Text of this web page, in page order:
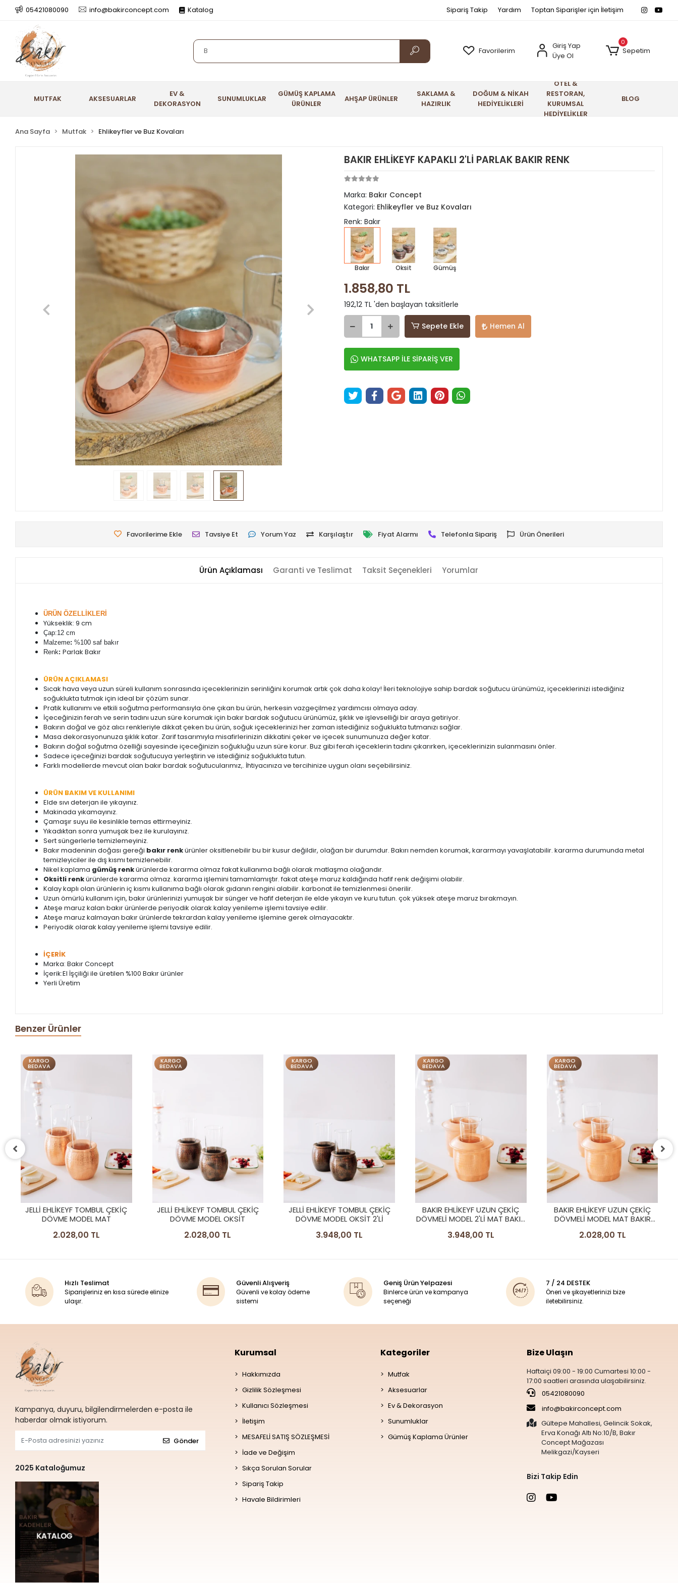
05421080090 info@bakirconcept.com Katalog Sipariş Takip Yardım Toptan Siparişler için İletişim
Favorilerim
Giriş Yap
Üye Ol
0
Sepetim
MUTFAK AKSESUARLAR
EV &
DEKORASYON
SUNUMLUKLAR
GÜMÜŞ KAPLAMA
ÜRÜNLER
AHŞAP ÜRÜNLER
SAKLAMA &
HAZIRLIK
DOĞUM & NİKAH
HEDİYELİKLERİ
OTEL &
RESTORAN,
KURUMSAL
HEDİYELİKLER
BLOG
Ana Sayfa Mutfak Ehlikeyfler ve Buz Kovaları
BAKIR EHLİKEYF KAPAKLI 2'Lİ PARLAK BAKIR RENK
Marka: Bakır Concept
Kategori: Ehlikeyfler ve Buz Kovaları
Renk: Bakır
Bakır Oksit Gümüş
1.858,80 TL
192,12 TL 'den başlayan taksitlerle
Sepete Ekle Hemen Al
WHATSAPP İLE SİPARİŞ VER
Favorilerime Ekle Tavsiye Et Yorum Yaz Karşılaştır Fiyat Alarmı Telefonla Sipariş Ürün Önerileri
Ürün Açıklaması Garanti ve Teslimat Taksit Seçenekleri Yorumlar
ÜRÜN ÖZELLİKLERİ
Yükseklik: 9 cm
Çap:12 cm
Malzeme: %100 saf bakır
Renk:Parlak Bakır
ÜRÜN AÇIKLAMASI
Sıcak hava veya uzun süreli kullanım sonrasında içeceklerinizin serinliğini korumak artık çok daha kolay! İleri teknolojiye sahip bardak soğutucu ürünümüz, içeceklerinizi istediğiniz
soğuklukta tutmak için ideal bir çözüm sunar.
Pratik kullanımı ve etkili soğutma performansıyla öne çıkan bu ürün, herkesin vazgeçilmez yardımcısı olmaya aday.
İçeceğinizin ferah ve serin tadını uzun süre korumak için bakır bardak soğutucu ürünümüz, şıklık ve işlevselliği bir araya getiriyor.
Bakırın doğal ve göz alıcı renkleriyle dikkat çeken bu ürün, soğuk içeceklerinizi her zaman istediğiniz soğuklukta tutmanızı sağlar.
Masa dekorasyonunuza şıklık katar. Zarif tasarımıyla misafirlerinizin dikkatini çeker ve içecek sunumunuza değer katar.
Bakırın doğal soğutma özelliği sayesinde içeceğinizin soğukluğu uzun süre korur. Buz gibi ferah içeceklerin tadını çıkarırken, içeceklerinizin sulanmasını önler.
Sadece içeceğinizi bardak soğutucuya yerleştirin ve istediğiniz soğuklukta tutun.
Farklı modellerde mevcut olan bakır bardak soğutucularımız,. İhtiyacınıza ve tercihinize uygun olanı seçebilirsiniz.
ÜRÜN BAKIM VE KULLANIMI
Elde sıvı deterjan ile yıkayınız.
Makinada yıkamayınız.
Çamaşır suyu ile kesinlikle temas ettirmeyiniz.
Yıkadıktan sonra yumuşak bez ile kurulayınız.
Sert süngerlerle temizlemeyiniz.
Bakır madeninin doğası gereği bakır renkürünler oksitlenebilir bu bir kusur değildir, olağan bir durumdur. Bakırı nemden korumak, kararmayı yavaşlatabilir. kararma durumunda metal
temizleyiciler ile dış kısmı temizlenebilir.
Nikel kaplama gümüş renkürünlerde kararma olmaz fakat kullanıma bağlı olarak matlaşma olağandır.
Oksitli renkürünlerde kararma olmaz. kararma işlemini tamamlamıştır. fakat ateşe maruz kaldığında hafif renk değişimi olabilir.
Kalay kaplı olan ürünlerin iç kısmı kullanıma bağlı olarak gıdanın rengini alabilir. karbonat ile temizlenmesi önerilir.
Uzun ömürlü kullanım için, bakır ürünlerinizi yumuşak bir sünger ve hafif deterjan ile elde yıkayın ve kuru tutun. çok yüksek ateşe maruz bırakmayın.
Ateşe maruz kalan bakır ürünlerde periyodik olarak kalay yenileme işlemi tavsiye edilir.
Ateşe maruz kalmayan bakır ürünlerde tekrardan kalay yenileme işlemine gerek olmayacaktır.
Periyodik olarak kalay yenileme işlemi tavsiye edilir.
İÇERİK
Marka: Bakır Concept
İçerik:El İşçiliği ile üretilen %100 Bakır ürünler
Yerli Üretim
Benzer Ürünler
KARGO
BEDAVA
JELLI EHLIKEYF TOMBUL ÇEKIÇ
DÖVME MODEL OKSIT
2.028,00 TL
KARGO
BEDAVA
JELLİ EHLİKEYF TOMBUL ÇEKİÇ
DÖVME MODEL OKSİT 2'Lİ
3.948,00 TL
KARGO
BEDAVA
BAKIR EHLİKEYF UZUN ÇEKİÇ
DÖVMELİ MODEL 2'Lİ MAT BAKIR
3.948,00 TL
KARGO
BEDAVA
BAKIR EHLİKEYF UZUN ÇEKİÇ
DÖVMELİ MODEL MAT BAKIR
2.028,00 TL
KARGO
BEDAVA
BAKIR EHLİKEYF SOĞUTUCU
JELLİ ÜZÜM DESEN 2 'LI MAT
Hızlı Teslimat
Siparişleriniz en kısa sürede elinize
ulaşır.
Güvenli Alışveriş
Güvenli ve kolay ödeme
sistemi
Geniş Ürün Yelpazesi
Binlerce ürün ve kampanya
seçeneği
7 / 24 DESTEK
Öneri ve şikayetlerinizi bize
iletebilirsiniz.
Kampanya, duyuru, bilgilendirmelerden e-posta ile
haberdar olmak istiyorum.
Gönder
2025 Kataloğumuz
Kurumsal
Hakkımızda
Gizlilik Sözleşmesi
Kullanıcı Sözleşmesi
İletişim
MESAFELİ SATIŞ SÖZLEŞMESİ
İade ve Değişim
Sıkça Sorulan Sorular
Sipariş Takip
Havale Bildirimleri
Kategoriler
Mutfak
Aksesuarlar
Ev & Dekorasyon
Sunumluklar
Gümüş Kaplama Ürünler
Bize Ulaşın
Haftaiçi 09:00 - 19:00 Cumartesi 10:00 -
17:00 saatleri arasında ulaşabilirsiniz.
05421080090
info@bakirconcept.com
Gültepe Mahallesi, Gelincik Sokak,
Erva Konağı Altı No:10/B, Bakır
Concept Mağazası
Melikgazi/Kayseri
Bizi Takip Edin